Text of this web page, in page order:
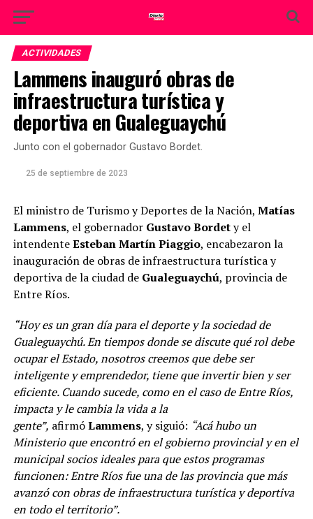
ACTIVIDADES
Lammens inauguró obras de
infraestructura turística y
deportiva en Gualeguaychú
Junto con el gobernador Gustavo Bordet.
25 de septiembre de 2023
El ministro de Turismo y Deportes de la Nación, Matías
Lammens, el gobernador Gustavo Bordety el
intendenteEsteban Martín Piaggio, encabezaron la
inauguración de obras de infraestructura turística y
deportiva de la ciudad de Gualeguaychú, provincia de
Entre Ríos.
“Hoy es un gran día para el deporte y la sociedad de
Gualeguaychú. En tiempos donde se discute qué rol debe
ocupar el Estado, nosotros creemos que debe ser
inteligente y emprendedor, tiene que invertir bien y ser
eficiente. Cuando sucede, como en el caso de Entre Ríos,
impacta y le cambia la vida a la
gente”, afirmóLammens, y siguió: “Acá hubo un
Ministerio que encontró en el gobierno provincial y en el
municipal socios ideales para que estos programas
funcionen: Entre Ríos fue una de las provincia que más
avanzó con obras de infraestructura turística y deportiva
en todo el territorio”.